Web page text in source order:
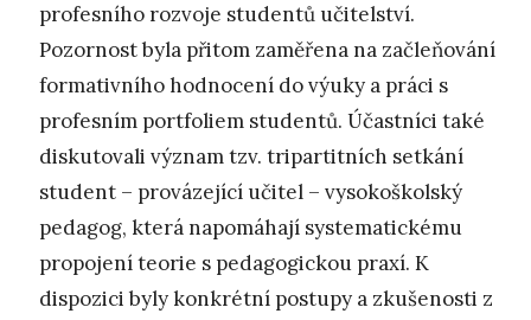
profesního rozvoje studentů učitelství.
Pozornost byla přitom zaměřena na začleňování
formativního hodnocení do výuky a práci s
profesním portfoliem studentů. Účastníci také
diskutovali význam tzv. tripartitních setkání
student – provázející učitel – vysokoškolský
pedagog, která napomáhají systematickému
propojení teorie s pedagogickou praxí. K
dispozici byly konkrétní postupy a zkušenosti z